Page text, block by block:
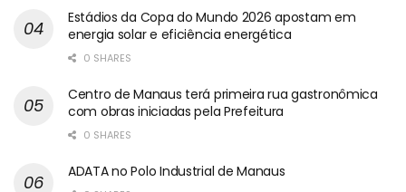
Estádios da Copa do Mundo 2026 apostam em
energia solar e eficiência energética
0 SHARES
Centro de Manaus terá primeira rua gastronômica
com obras iniciadas pela Prefeitura
0 SHARES
ADATA no Polo Industrial de Manaus